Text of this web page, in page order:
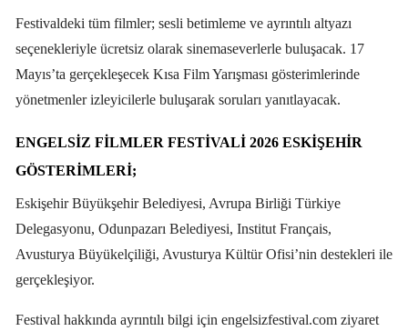
Festivaldeki tüm filmler; sesli betimleme ve ayrıntılı altyazı
seçenekleriyle ücretsiz olarak sinemaseverlerle buluşacak. 17
Mayıs’ta gerçekleşecek Kısa Film Yarışması gösterimlerinde
yönetmenler izleyicilerle buluşarak soruları yanıtlayacak.
ENGELSIZ FILMLER FESTIVALI 2026 ESKIŞEHIR
GÖSTERIMLERI;
Eskişehir Büyükşehir Belediyesi, Avrupa Birliği Türkiye
Delegasyonu, Odunpazarı Belediyesi, Institut Français,
Avusturya Büyükelçiliği, Avusturya Kültür Ofisi’nin destekleri ile
gerçekleşiyor.
Festival hakkında ayrıntılı bilgi için engelsizfestival.com ziyaret